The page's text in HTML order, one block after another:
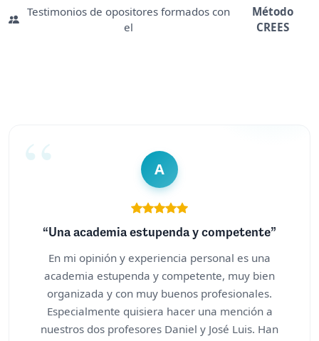
Testimonios de opositores formados con
el
Método
CREES
A
“Una academia estupenda y competente”
En mi opinión y experiencia personal es una
academia estupenda y competente, muy bien
organizada y con muy buenos profesionales.
Especialmente quisiera hacer una mención a
nuestros dos profesores Daniel y José Luis. Han